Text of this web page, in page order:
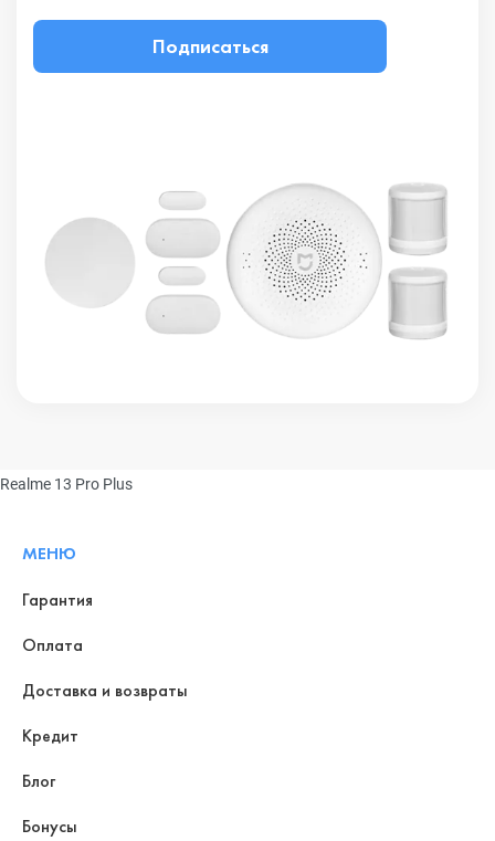
Подписаться
Realme 13 Pro Plus
МЕНЮ
Гарантия
Оплата
Доставка и возвраты
Кредит
Блог
Бонусы